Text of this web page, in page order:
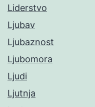
Liderstvo
Ljubav
Ljubaznost
Ljubomora
Ljudi
Ljutnja